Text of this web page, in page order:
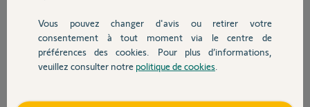
Devis avec un pro
Contact
Merci,
Romain G.
il y a environ un mois
Vous pouvez changer d'avis ou retirer votre
consentement à tout moment via le centre de
préférences des cookies. Pour plus d’informations,
veuillez consulter notre politique de cookies